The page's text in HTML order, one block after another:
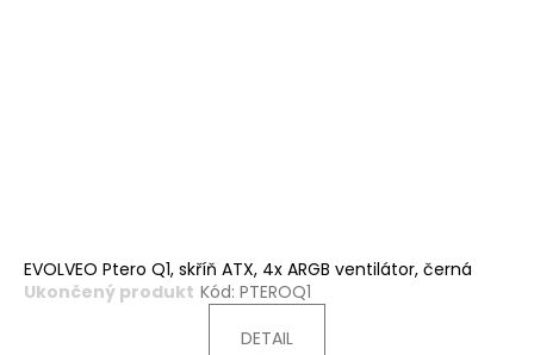
EVOLVEO Ptero Q1, skříň ATX, 4x ARGB ventilátor, černá
Ukončený produkt Kód: PTEROQ1
DETAIL